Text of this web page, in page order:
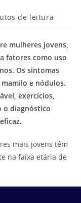
de leitura
mulheres jovens,
fatores como uso
Os sintomas
e nódulos.
exercícios,
o diagnóstico
mais jovens têm
na faixa etária de